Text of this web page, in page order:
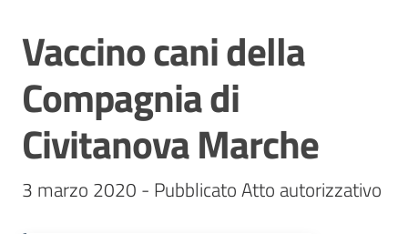
Stazioni
appaltanti
Salta al contenuto
Vaccino cani della
Compagnia di
Civitanova Marche
3 marzo 2020 - Pubblicato Atto autorizzativo